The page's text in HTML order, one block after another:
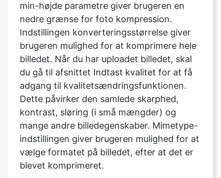
brugeren mulighed for at komprimere hele
billedet. Når du har uploadet billedet, skal
du gå til afsnittet Indtast kvalitet for at få
adgang til kvalitetsændringsfunktionen.
Dette påvirker den samlede skarphed,
kontrast, sløring (i små mængder) og
mange andre billedegenskaber. Mimetype-
indstillingen giver brugeren mulighed for at
vælge formatet på billedet, efter at det er
blevet komprimeret.
Er det muligt at komprimere et